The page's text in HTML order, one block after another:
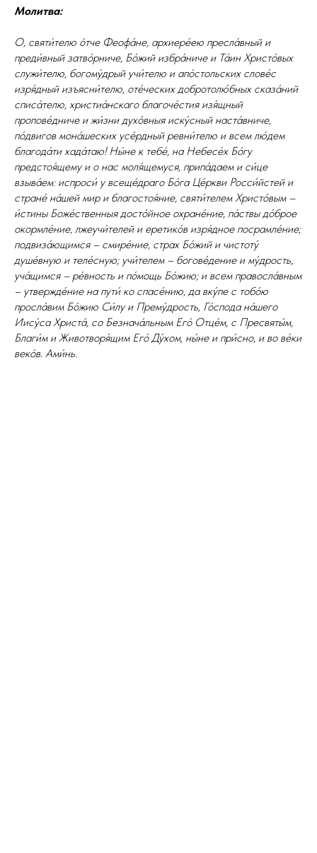
Молитва:
О, святи́телю о́тче Феофа́не, архиере́ею пресла́вный и
преди́вный затво́рниче, Бо́жий избра́ниче и Та́ин Христо́вых
служи́телю, богому́дрый учи́телю и апо́стольских слове́с
изря́дный изъясни́телю, оте́ческих добротолю́бных сказа́ний
списа́телю, христиа́нскаго благоче́стия изя́щный
пропове́дниче и жи́зни духо́вныя иску́сный наста́вниче,
по́двигов мона́шеских усе́рдный ревни́телю и всем лю́дем
благода́ти хада́таю! Ны́не к тебе́, на Небесе́х Бо́гу
предстоя́щему и о нас моля́щемуся, припа́даем и си́це
взыва́ем: испроси́ у всеще́драго Бо́га Це́ркви Росси́йстей и
стране́ на́шей мир и благостоя́ние, святи́телем Христо́вым –
и́стины Боже́ственныя досто́йное охране́ние, па́ствы до́брое
окормле́ние, лжеучи́телей и еретико́в изря́дное посрамле́ние;
подвиза́ющимся – смире́ние, страх Бо́жий и чистоту́
душе́вную и теле́сную; учи́телем – богове́дение и му́дрость,
уча́щимся – ре́вность и по́мощь Бо́жию; и всем правосла́вным
– утвержде́ние на пути́ ко спасе́нию, да вку́пе с тобо́ю
просла́вим Бо́жию Си́лу и Прему́дрость, Го́спода на́шего
Иису́са Христа́, со Безнача́льным Его́ Отце́м, с Пресвяты́м,
Благи́м и Животворя́щим Его́ Ду́хом, ны́не и при́сно, и во ве́ки
веко́в. Ами́нь.